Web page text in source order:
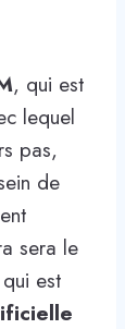
, qui est
lequel
pas,
de
sera le
est